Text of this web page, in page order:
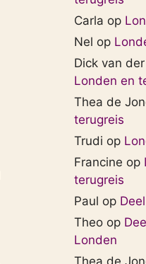
Carla op
Nel op
Dick van
Londen en
Thea de
terugreis
Trudi op
Francine op
terugreis
Paul op
Theo op
Londen